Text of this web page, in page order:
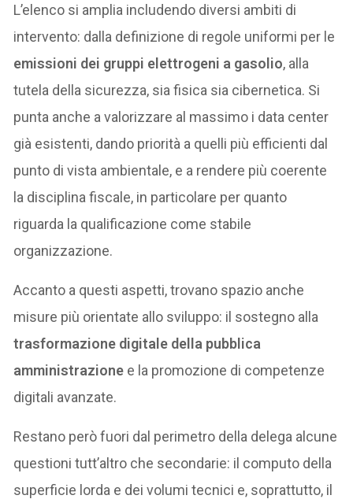
L’elenco si amplia includendo diversi ambiti di
intervento: dalla definizione di regole uniformi per le
emissioni dei gruppi elettrogeni a gasolio, alla
tutela della sicurezza, sia fisica sia cibernetica. Si
punta anche a valorizzare al massimo i data center
già esistenti, dando priorità a quelli più efficienti dal
punto di vista ambientale, e a rendere più coerente
la disciplina fiscale, in particolare per quanto
riguarda la qualificazione come stabile
organizzazione.
Accanto a questi aspetti, trovano spazio anche
misure più orientate allo sviluppo: il sostegno alla
trasformazione digitale della pubblica
amministrazione e la promozione di competenze
digitali avanzate.
Restano però fuori dal perimetro della delega alcune
questioni tutt’altro che secondarie: il computo della
superficie lorda e dei volumi tecnici e, soprattutto, il